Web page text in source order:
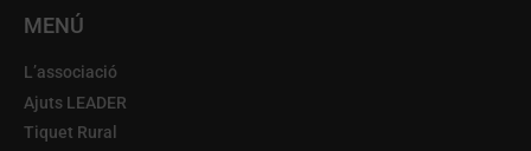
MENÚ
L’associació
Ajuts LEADER
Tiquet Rural